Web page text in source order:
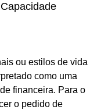
ou estilos de vida
como uma
financeira. Para o
o pedido de